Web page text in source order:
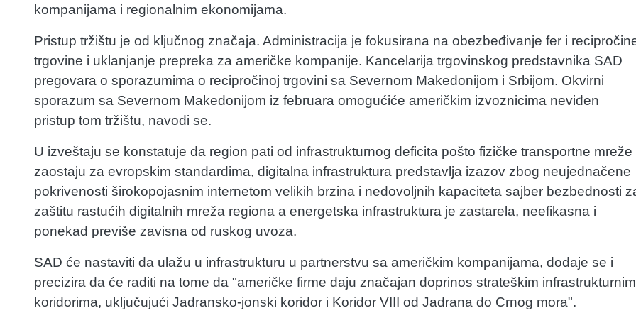
kompanijama i regionalnim ekonomijama.
Pristup tržištu je od ključnog značaja. Administracija je fokusirana na obezbeđivanje fer i
trgovine i uklanjanje prepreka za američke kompanije. Kancelarija trgovinskog predstavnika SAD
pregovara o sporazumima o recipročinoj trgovini sa Severnom Makedonijom i Srbijom. Okvirni
sporazum sa Severnom Makedonijom iz februara omogućiće američkim izvoznicima neviđen
pristup tom tržištu, navodi se.
U izveštaju se konstatuje da region pati od infrastrukturnog deficita pošto fizičke transportne mreže
zaostaju za evropskim standardima, digitalna infrastruktura predstavlja izazov zbog neujednačene
pokrivenosti širokopojasnim internetom velikih brzina i nedovoljnih kapaciteta sajber bezbednosti
zaštitu rastućih digitalnih mreža regiona a energetska infrastruktura je zastarela, neefikasna i
ponekad previše zavisna od ruskog uvoza.
SAD će nastaviti da ulažu u infrastrukturu u partnerstvu sa američkim kompanijama, dodaje se i
precizira da će raditi na tome da "američke firme daju značajan doprinos strateškim infrastrukturnim
koridorima, uključujući Jadransko-jonski koridor i Koridor VIII od Jadrana do Crnog mora".